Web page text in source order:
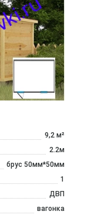
9,2 м²
2.2м
брус 50мм*50мм
1
ДВП
вагонка